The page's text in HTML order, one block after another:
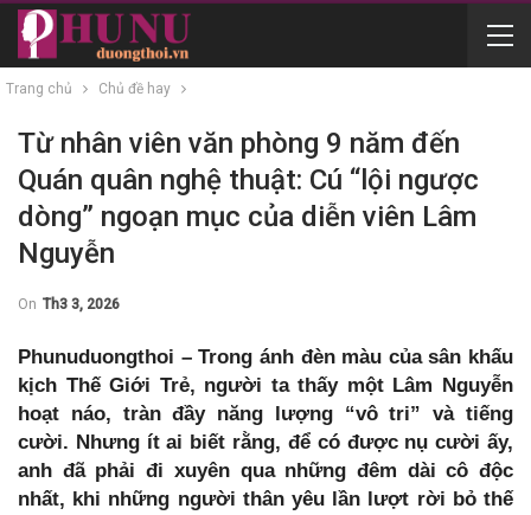
Trang chủ Chủ đề hay
Từ nhân viên văn phòng 9 năm đến
Quán quân nghệ thuật: Cú “lội ngược
dòng” ngoạn mục của diễn viên Lâm
Nguyễn
On Th3 3, 2026
Phunuduongthoi – Trong ánh đèn màu của sân khấu
kịch Thế Giới Trẻ, người ta thấy một Lâm Nguyễn
hoạt náo, tràn đầy năng lượng “vô tri” và tiếng
cười. Nhưng ít ai biết rằng, để có được nụ cười ấy,
anh đã phải đi xuyên qua những đêm dài cô độc
nhất, khi những người thân yêu lần lượt rời bỏ thế